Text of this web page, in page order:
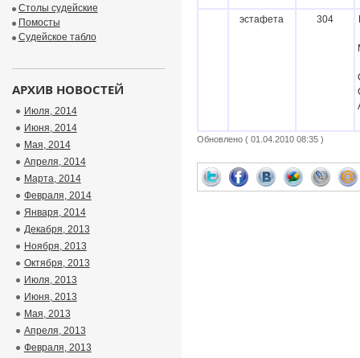
эстафета 304
Обновлено ( 01.04.2010 08:35 )
Столы судейские
Помосты
Судейское табло
АРХИВ НОВОСТЕЙ
Июля, 2014
Июня, 2014
Мая, 2014
Апреля, 2014
Марта, 2014
Февраля, 2014
Января, 2014
Декабря, 2013
Ноября, 2013
Октября, 2013
Июля, 2013
Июня, 2013
Мая, 2013
Апреля, 2013
Февраля, 2013